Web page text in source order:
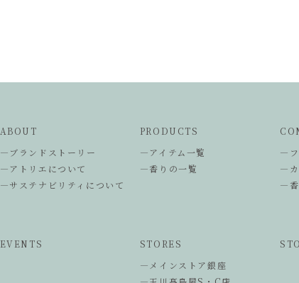
ABOUT
―ブランドストーリー
―アトリエについて
―サステナビリティについて
PRODUCTS
―アイテム一覧
―香りの一覧
―フ
―カ
―香
EVENTS
STORES
―メインストア銀座